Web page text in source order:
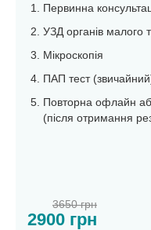
Первинна
УЗД органів малого
Мікроскопія
ПАП тест
Повторна офлайн
(після отримання
3650 грн
2900 грн